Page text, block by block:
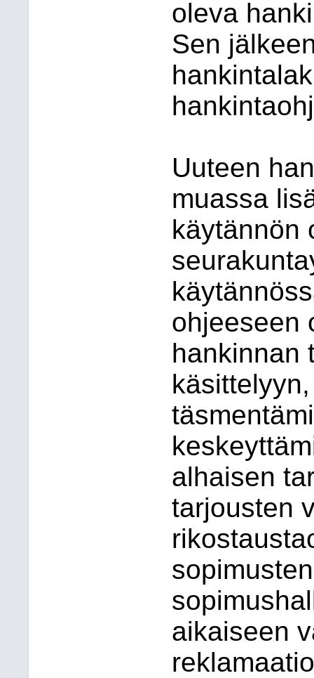
oleva
Sen
Uuteen
muassa
käytännön
ohjeeseen
hankinnan
alhaisen
tarjousten
aikaiseen